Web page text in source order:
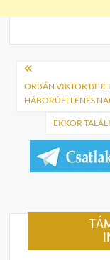
Bejegyzés
navigáció
ORBÁN VIKTOR
HÁBORÚELLENES
EKKOR